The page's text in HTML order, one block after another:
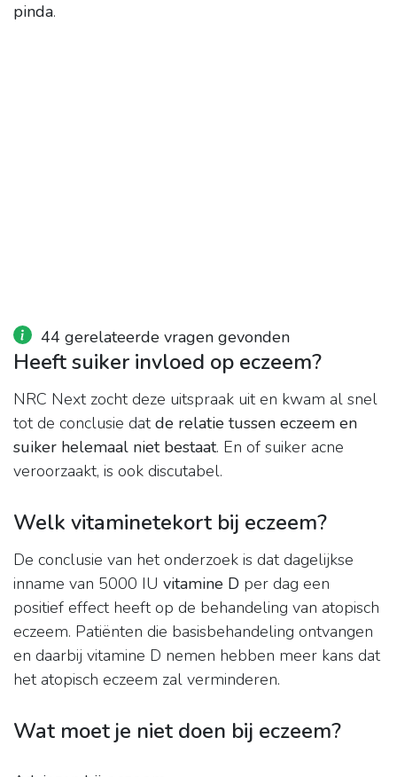
pinda.
44 gerelateerde vragen gevonden
Heeft suiker invloed op eczeem?
NRC Next zocht deze uitspraak uit en kwam al snel
tot de conclusie datde relatie tussen eczeem en
suiker helemaal niet bestaat. En of suiker acne
veroorzaakt, is ook discutabel.
Welk vitaminetekort bij eczeem?
De conclusie van het onderzoek is dat dagelijkse
inname van 5000 IU vitamine D per dag een
positief effect heeft op de behandeling van atopisch
eczeem. Patiënten die basisbehandeling ontvangen
en daarbij vitamine D nemen hebben meer kans dat
het atopisch eczeem zal verminderen.
Wat moet je niet doen bij eczeem?